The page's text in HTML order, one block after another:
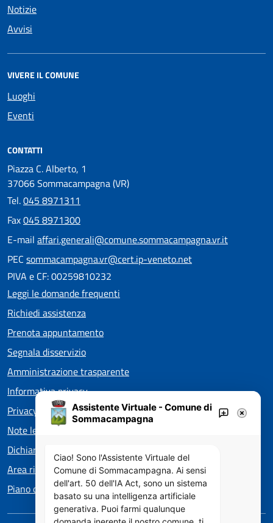
Notizie
Avvisi
VIVERE IL COMUNE
Luoghi
Eventi
CONTATTI
Piazza C. Alberto, 1
37066 Sommacampagna (VR)
Tel.045 8971311
Fax045 8971300
E-mail affari.generali@comune.sommacampagna.vr.it
PEC sommacampagna.vr@cert.ip-veneto.net
PIVA e CF: 00259810232
Leggi le domande frequenti
Richiedi assistenza
Prenota appuntamento
Segnala disservizio
Amministrazione trasparente
Informativa privacy
Privacy policy EOS
Note legali
Dichiarazione di accessibilità
Area riservata
Piano di Miglioramento dei servizi
Assistente Virtuale - Comune di
Sommacampagna
Ciao! Sono l'Assistente Virtuale del
Comune di Sommacampagna. Ai sensi
dell'art. 50 dell'IA Act, sono un sistema
basato su una intelligenza artificiale
generativa. Puoi farmi qualunque